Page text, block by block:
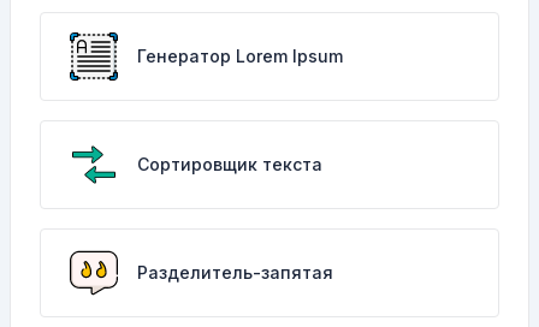
Генератор Lorem Ipsum
Сортировщик текста
Разделитель-запятая